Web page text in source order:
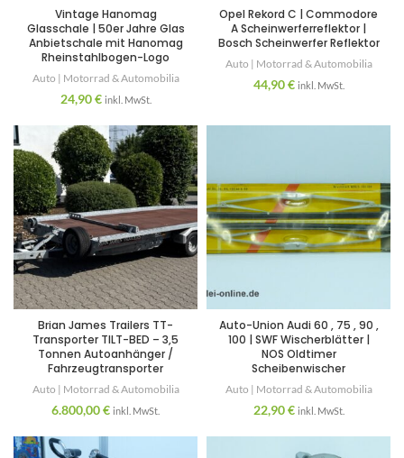
Vintage Hanomag
Glasschale | 50er Jahre Glas
Anbietschale mit Hanomag
Rheinstahlbogen-Logo
Auto | Motorrad & Automobilia
24,90€ inkl. MwSt.
Opel Rekord C | Commodore
A Scheinwerferreflektor |
Bosch Scheinwerfer Reflektor
Auto | Motorrad & Automobilia
44,90€ inkl. MwSt.
Brian James Trailers TT-
Transporter TILT-BED – 3,5
Tonnen Autoanhänger /
Fahrzeugtransporter
Auto | Motorrad & Automobilia
6.800,00€ inkl. MwSt.
Auto-Union Audi 60 , 75 , 90 ,
100 | SWF Wischerblätter |
NOS Oldtimer
Scheibenwischer
Auto | Motorrad & Automobilia
22,90€ inkl. MwSt.